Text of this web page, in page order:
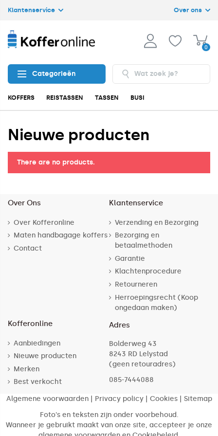
Klantenservice Over ons
0
Categorieën
KOFFERS REISTASSEN TASSEN BUSINESS
Nieuwe producten
There are no products.
Over Ons
Over Kofferonline
Maten handbagage koffers
Contact
Klantenservice
Verzending en Bezorging
Bezorging en
betaalmethoden
Garantie
Klachtenprocedure
Retourneren
Herroepingsrecht (Koop
ongedaan maken)
Kofferonline
Aanbiedingen
Nieuwe producten
Merken
Best verkocht
Adres
Bolderweg 43
8243 RD Lelystad
(geen retouradres)
085-7444088
Algemene voorwaarden| Privacy policy| Cookies| Sitemap
Foto's en teksten zijn onder voorbehoud.
Wanneer je gebruikt maakt van onze site, accepteer je onze